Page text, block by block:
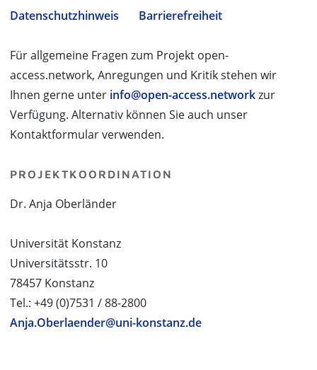
Datenschutzhinweis
Barrierefreiheit
Für allgemeine Fragen zum Projekt open-
access.network, Anregungen und Kritik stehen wir
Ihnen gerne unter info@open-access.networkzur
Verfügung. Alternativ können Sie auch unser
Kontaktformular verwenden.
PROJEKTKOORDINATION
Dr. Anja Oberländer
Universität Konstanz
Universitätsstr. 10
78457 Konstanz
Tel.: +49 (0)7531 / 88-2800
Anja.Oberlaender@uni-konstanz.de